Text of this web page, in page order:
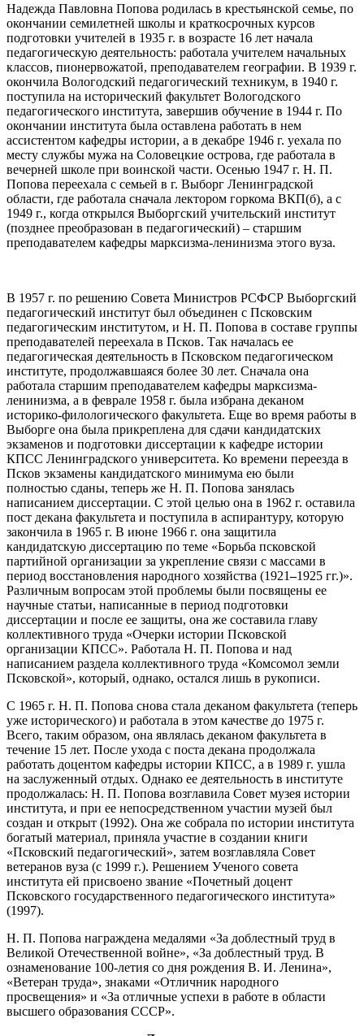
Надежда Павловна Попова родилась в крестьянской семье, по
окончании семилетней школы и краткосрочных курсов
подготовки учителей в 1935 г. в возрасте 16 лет начала
педагогическую деятельность: работала учителем начальных
классов, пионервожатой, преподавателем географии. В 1939 г.
окончила Вологодский педагогический техникум, в 1940 г.
поступила на исторический факультет Вологодского
педагогического института, завершив обучение в 1944 г. По
окончании института была оставлена работать в нем
ассистентом кафедры истории, а в декабре 1946 г. уехала по
месту службы мужа на Соловецкие острова, где работала в
вечерней школе при воинской части. Осенью 1947 г. Н. П.
Попова переехала с семьей в г. Выборг Ленинградской
области, где работала сначала лектором горкома ВКП(б), а с
1949 г., когда открылся Выборгский учительский институт
(позднее преобразован в педагогический) – старшим
преподавателем кафедры марксизма-ленинизма этого вуза.
В 1957 г. по решению Совета Министров РСФСР Выборгский
педагогический институт был объединен с Псковским
педагогическим институтом, и Н. П. Попова в составе группы
преподавателей переехала в Псков. Так началась ее
педагогическая деятельность в Псковском педагогическом
институте, продолжавшаяся более 30 лет. Сначала она
работала старшим преподавателем кафедры марксизма-
ленинизма, а в феврале 1958 г. была избрана деканом
историко-филологического факультета. Еще во время работы в
Выборге она была прикреплена для сдачи кандидатских
экзаменов и подготовки диссертации к кафедре истории
КПСС Ленинградского университета. Ко времени переезда в
Псков экзамены кандидатского минимума ею были
полностью сданы, теперь же Н. П. Попова занялась
написанием диссертации. С этой целью она в 1962 г. оставила
пост декана факультета и поступила в аспирантуру, которую
закончила в 1965 г. В июне 1966 г. она защитила
кандидатскую диссертацию по теме «Борьба псковской
партийной организации за укрепление связи с массами в
период восстановления народного хозяйства (1921–1925 гг.)».
Различным вопросам этой проблемы были посвящены ее
научные статьи, написанные в период подготовки
диссертации и после ее защиты, она же составила главу
коллективного труда «Очерки истории Псковской
организации КПСС». Работала Н. П. Попова и над
написанием раздела коллективного труда «Комсомол земли
Псковской», который, однако, остался лишь в рукописи.
С 1965 г. Н. П. Попова снова стала деканом факультета (теперь
уже исторического) и работала в этом качестве до 1975 г.
Всего, таким образом, она являлась деканом факультета в
течение 15 лет. После ухода с поста декана продолжала
работать доцентом кафедры истории КПСС, а в 1989 г. ушла
на заслуженный отдых. Однако ее деятельность в институте
продолжалась: Н. П. Попова возглавила Совет музея истории
института, и при ее непосредственном участии музей был
создан и открыт (1992). Она же собрала по истории института
богатый материал, приняла участие в создании книги
«Псковский педагогический», затем возглавляла Совет
ветеранов вуза (с 1999 г.). Решением Ученого совета
института ей присвоено звание «Почетный доцент
Псковского государственного педагогического института»
(1997).
Н. П. Попова награждена медалями «За доблестный труд в
Великой Отечественной войне», «За доблестный труд. В
ознаменование 100-летия со дня рождения В. И. Ленина»,
«Ветеран труда», знаками «Отличник народного
просвещения» и «За отличные успехи в работе в области
высшего образования СССР».